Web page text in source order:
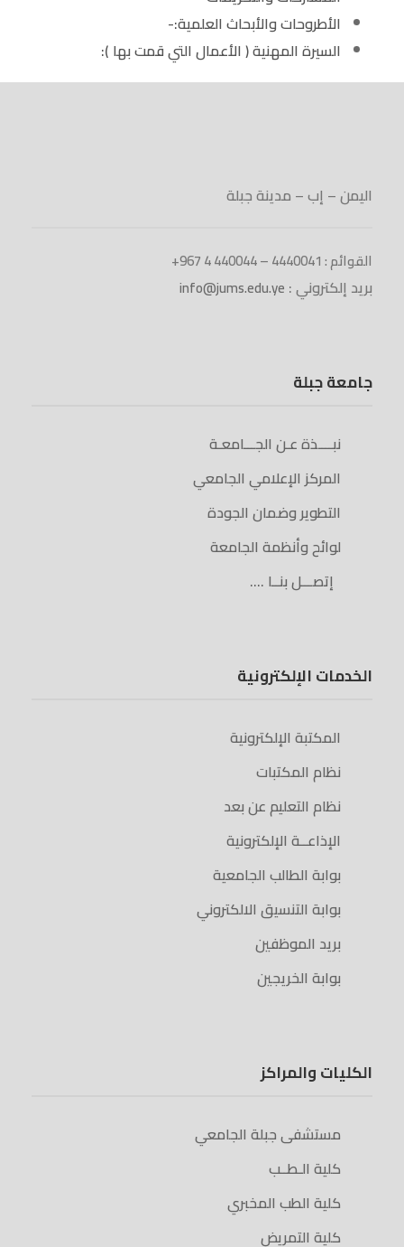
الأطروحات والأبحاث العلمية:-
السيرة المهنية ( الأعمال التي قمت بها ):
اليمن – إب – مدينة جبلة
القوائم : 4440041 – 440044 4 967+
بريد إلكتروني : info@jums.edu.ye
جامعة جبلة
نبــــذة عـن الجـــامعـة
المركز الإعلامي الجامعي
التطوير وضمان الجودة
لوائح وأنظمة الجامعة
إتصـــل بنــا ….
الخدمات الإلكترونية
المكتبة الإلكترونية
نظام المكتبات
نظام التعليم عن بعد
الإذاعــة الإلكترونية
بوابة الطالب الجامعية
بوابة التنسيق الالكتروني
بريد الموظفين
بوابة الخريجين
الكليات والمراكز
مستشفى جبلة الجامعي
كلية الـطــب
كلية الطب المخبري
كلية التمريض